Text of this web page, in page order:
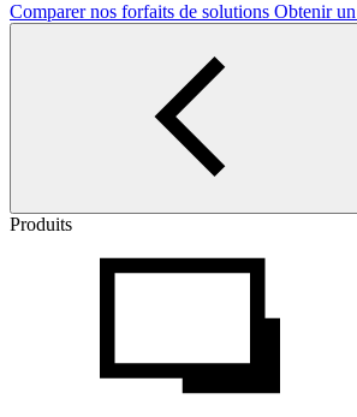
Comparer nos forfaits de solutions Obtenir
Produits